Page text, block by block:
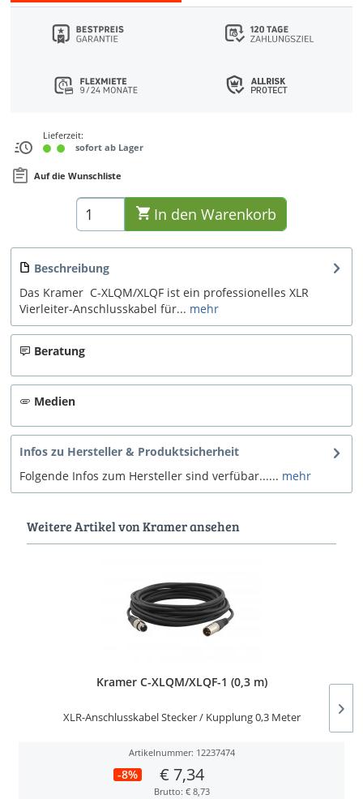
Lieferzeit:
sofort ab Lager
Auf die Wunschliste
In den Warenkorb
Beschreibung
Das Kramer C-XLQM/XLQF ist ein professionelles XLR
Vierleiter-Anschlusskabel für... mehr
Beratung
Medien
Infos zu Hersteller & Produktsicherheit
Folgende Infos zum Hersteller sind verfübar...... mehr
Weitere Artikel von Kramer ansehen
Kramer C-XLQM/XLQF-1 (0,3 m)
XLR-Anschlusskabel Stecker / Kupplung 0,3 Meter
Artikelnummer: 12237474
-8% € 7,34
Brutto: € 8,73